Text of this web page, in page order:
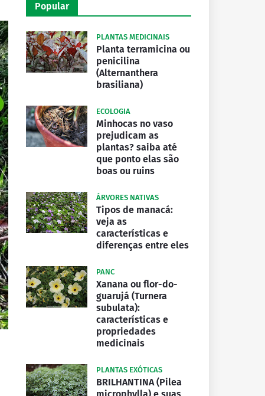
Popular
PLANTAS MEDICINAIS
Planta terramicina ou
penicilina
(Alternanthera
brasiliana)
ECOLOGIA
Minhocas no vaso
prejudicam as
plantas? saiba até
que ponto elas são
boas ou ruins
ÁRVORES NATIVAS
Tipos de manacá:
veja as
características e
diferenças entre eles
PANC
Xanana ou flor-do-
guarujá (Turnera
subulata):
características e
propriedades
medicinais
PLANTAS EXÓTICAS
BRILHANTINA (Pilea